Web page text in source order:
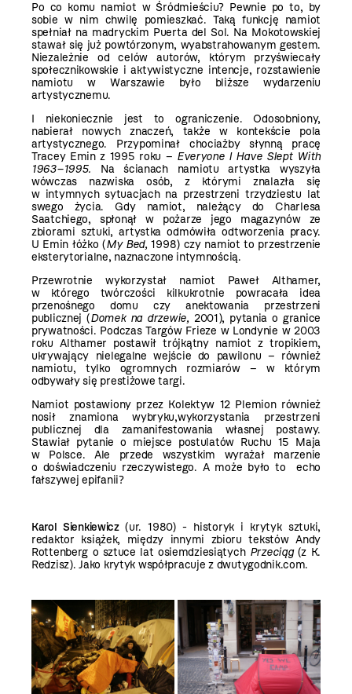
Po co komu namiot w Śródmieściu? Pewnie po to, by
sobie w nim chwilę pomieszkać. Taką funkcję namiot
spełniał na madryckim Puerta del Sol. Na Mokotowskiej
stawał się już powtórzonym, wyabstrahowanym gestem.
Niezależnie od celów autorów, którym przyświecały
społecznikowskie i aktywistyczne intencje, rozstawienie
namiotu w Warszawie było bliższe wydarzeniu
artystycznemu.
I niekoniecznie jest to ograniczenie. Odosobniony,
nabierał nowych znaczeń, także w kontekście pola
artystycznego. Przypominał chociażby słynną pracę
Tracey Emin z 1995 roku – Everyone I Have Slept With
1963–1995. Na ścianach namiotu artystka wyszyła
wówczas nazwiska osób, z którymi znalazła się
w intymnych sytuacjach na przestrzeni trzydziestu lat
swego życia. Gdy namiot, należący do Charlesa
Saatchiego, spłonął w pożarze jego magazynów ze
zbiorami sztuki, artystka odmówiła odtworzenia pracy.
U Emin łóżko (My Bed,1998) czy namiot to przestrzenie
eksterytorialne, naznaczone intymnością.
Przewrotnie wykorzystał namiot Paweł Althamer,
w którego twórczości kilkukrotnie powracała idea
przenośnego domu czy anektowania przestrzeni
publicznej (Domek na drzewie, 2001), pytania o granice
prywatności. Podczas Targów Frieze w Londynie w 2003
roku Althamer postawił trójkątny namiot z tropikiem,
ukrywający nielegalne wejście do pawilonu – również
namiotu, tylko ogromnych rozmiarów – w którym
odbywały się prestiżowe targi.
Namiot postawiony przez Kolektyw 12 Plemion również
nosił znamiona wybryku,wykorzystania przestrzeni
publicznej dla zamanifestowania własnej postawy.
Stawiał pytanie o miejsce postulatów Ruchu 15 Maja
w Polsce. Ale przede wszystkim wyrażał marzenie
o doświadczeniu rzeczywistego. A może było to echo
fałszywej epifanii?
Karol Sienkiewicz(ur. 1980) - historyk i krytyk sztuki,
redaktor książek, między innymi zbioru tekstów Andy
Rottenberg o sztuce lat osiemdziesiątych Przeciąg (z K.
Redzisz). Jako krytyk współpracuje z dwutygodnik.com.